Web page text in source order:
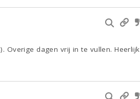
Overige dagen vrij in te vullen. Heerlijk